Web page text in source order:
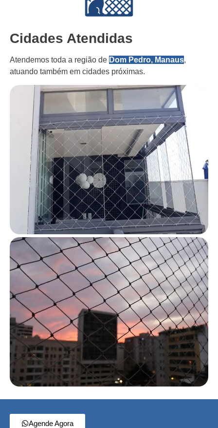
Cidades Atendidas
Atendemos toda a região de Dom Pedro, Manaus,
atuando também em cidades próximas.
Agende Agora